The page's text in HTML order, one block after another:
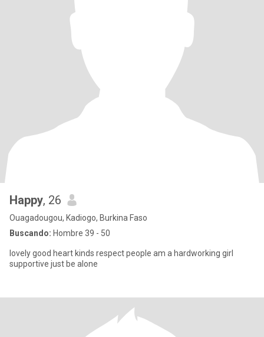
Happy, 26
Ouagadougou, Kadiogo, Burkina Faso
Buscando: Hombre 39 - 50
lovely good heart kinds respect people am a hardworking girl
supportive just be alone